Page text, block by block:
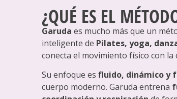
¿QUÉ ES EL
Garuda es mucho más que un
inteligente de Pilates, yoga,
conecta el movimiento físico con
Su enfoque es fluido, dinámico y
cuerpo moderno. Garuda entrena